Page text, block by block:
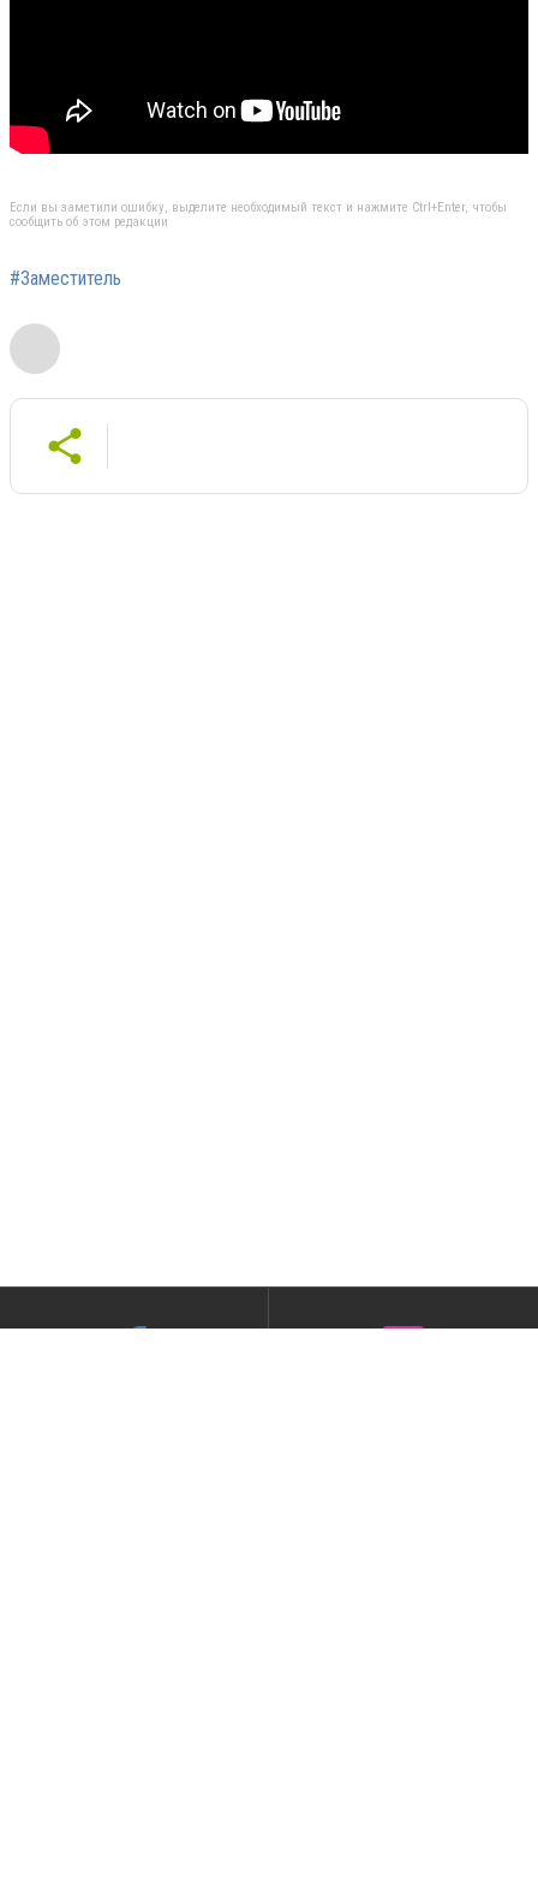
Если вы заметили ошибку, выделите необходимый текст и нажмите Ctrl+Enter, чтобы
сообщить об этом редакции
#Заместитель